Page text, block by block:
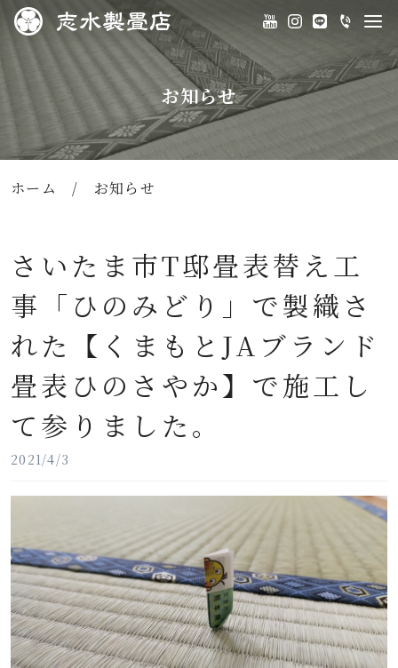
お知らせ
ホーム / お知らせ
さいたま市T邸畳表替え工
事「ひのみどり」で製織さ
れた【くまもとJAブランド
畳表ひのさやか】で施工し
て参りました。
2021/4/3